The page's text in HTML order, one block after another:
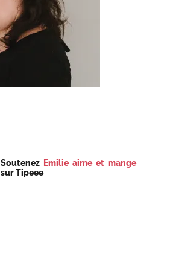
Soutenez Emilie aime et mange
sur Tipeee